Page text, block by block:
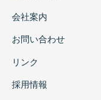
会社案内
お問い合わせ
リンク
採用情報